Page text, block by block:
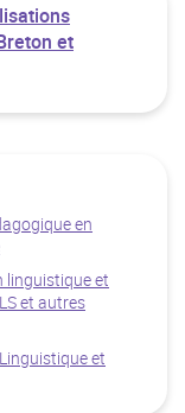
et
en
linguistique et
et autres
et